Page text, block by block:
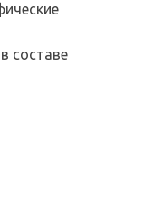
составе